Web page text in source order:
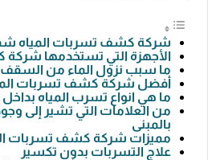
شركة كشف تسربات المياه
الأجهزة التي تستخدمها
ما سبب نزول الماء من السقف
أفضل شركة كشف تسربات
ما هي انواع تسرب المياه بداخل
من العلامات التي تشير إلى
بالمبنى
مميزات شركة كشف تسربات
علاج التسربات بدون تكسير